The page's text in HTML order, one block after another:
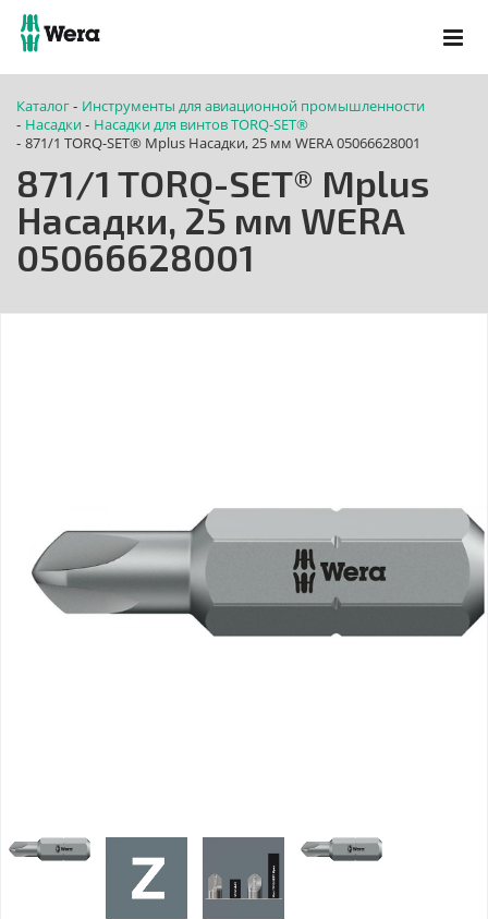
Каталог - Инструменты для авиационной промышленности
- Насадки - Насадки для винтов TORQ-SET®
- 871/1 TORQ-SET® Mplus Насадки, 25 мм WERA 05066628001
871/1 TORQ-SET® Mplus
Насадки, 25 мм WERA
05066628001